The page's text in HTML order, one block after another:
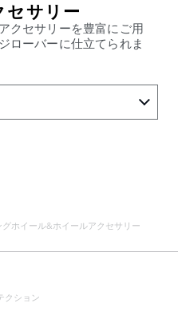
セサリー
クセサリーを豊富にご用
ローバーに仕立てられま
グホイール&ホイールアクセサリー
クション